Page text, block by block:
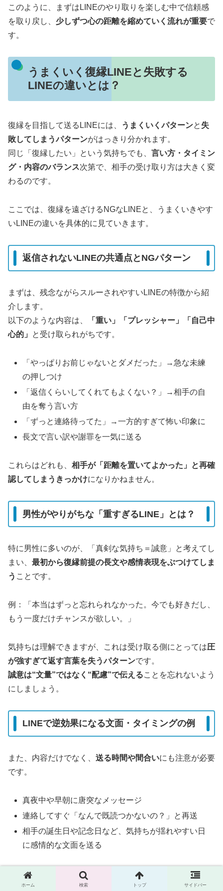
このように、まずはLINEのやり取りを楽しむ中で信頼感
を取り戻し、 少しずつ心の距離を縮めていく流れが重要で
す。
うまくいく復縁LINEと失敗する
LINEの違いとは？
復縁を目指して送るLINEには、 うまくいくパターンと 失
敗してしまうパターンがはっきり分かれます。
同じ「復縁したい」という気持ちでも、 言い方・タイミン
グ・内容のバランス次第で、相手の受け取り方は大きく変
わるのです。
ここでは、復縁を遠ざけるNGなLINEと、うまくいきやす
いLINEの違いを具体的に見ていきます。
返信されないLINEの共通点とNGパターン
まずは、残念ながらスルーされやすいLINEの特徴から紹
介します。
以下のような内容は、
「重い」「プレッシャー」「自己中
心的」
と受け取られがちです。
「やっぱりお前じゃないとダメだった」→急な未練
の押しつけ
「返信くらいしてくれてもよくない？」→相手の自
由を奪う言い方
「ずっと連絡待ってた」→一方的すぎて怖い印象に
長文で言い訳や謝罪を一気に送る
これらはどれも、 相手が「距離を置いてよかった」と再確
認してしまうきっかけになりかねません。
男性がやりがちな「重すぎるLINE」とは？
特に男性に多いのが、「真剣な気持ち＝誠意」と考えてし
まい、 最初から復縁前提の長文や感情表現をぶつけてしま
う ことです。
例：「本当はずっと忘れられなかった。今でも好きだし、
もう一度だけチャンスが欲しい。」
気持ちは理解できますが、これは受け取る側にとっては圧
が強すぎて返す言葉を失うパターンです。
誠意は“文量”ではなく“配慮”で伝えることを忘れないよう
にしましょう。
LINEで逆効果になる文面・タイミングの例
また、内容だけでなく、 送る時間や間合いにも注意が必要
です。
真夜中や早朝に唐突なメッセージ
連絡してすぐ「なんで既読つかないの？」と再送
相手の誕生日や記念日など、気持ちが揺れやすい日
に感情的な文面を送る
これらは一見ロマンチックなアプローチに見えるかもしれ
ませんが、
相手からすると未練や執着が強く感じられる
ホーム 検索 トップ サイドバー